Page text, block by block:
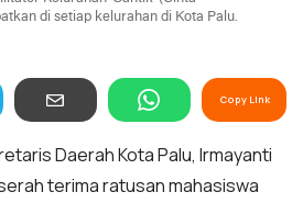
di setiap kelurahan di Kota Palu.
Copy Link
Daerah Kota Palu, Irmayanti
terima ratusan mahasiswa